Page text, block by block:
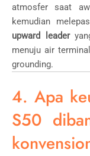
atmosfer saat
kemudian
upward leader
menuju air
grounding.
4. Apa
S50